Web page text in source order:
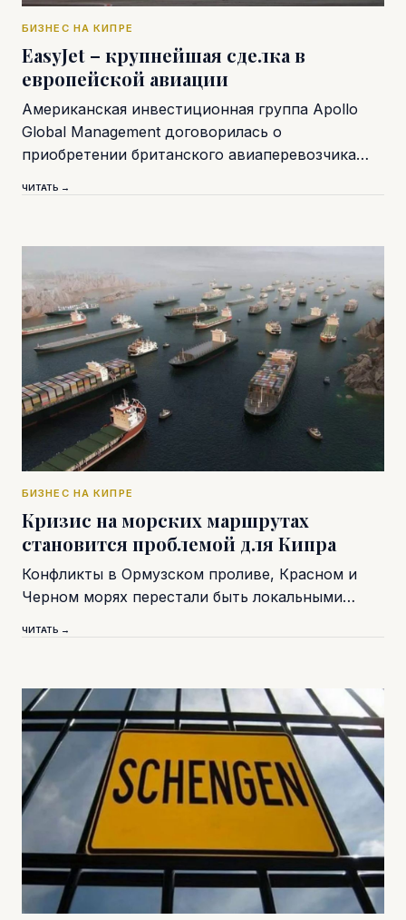
БИЗНЕС НА КИПРЕ
EasyJet – крупнейшая сделка в
европейской авиации
Американская инвестиционная группа Apollo
Global Management договорилась о
приобретении британского авиаперевозчика…
ЧИТАТЬ →
БИЗНЕС НА КИПРЕ
Кризис на морских маршрутах
становится проблемой для Кипра
Конфликты в Ормузском проливе, Красном и
Черном морях перестали быть локальными…
ЧИТАТЬ →